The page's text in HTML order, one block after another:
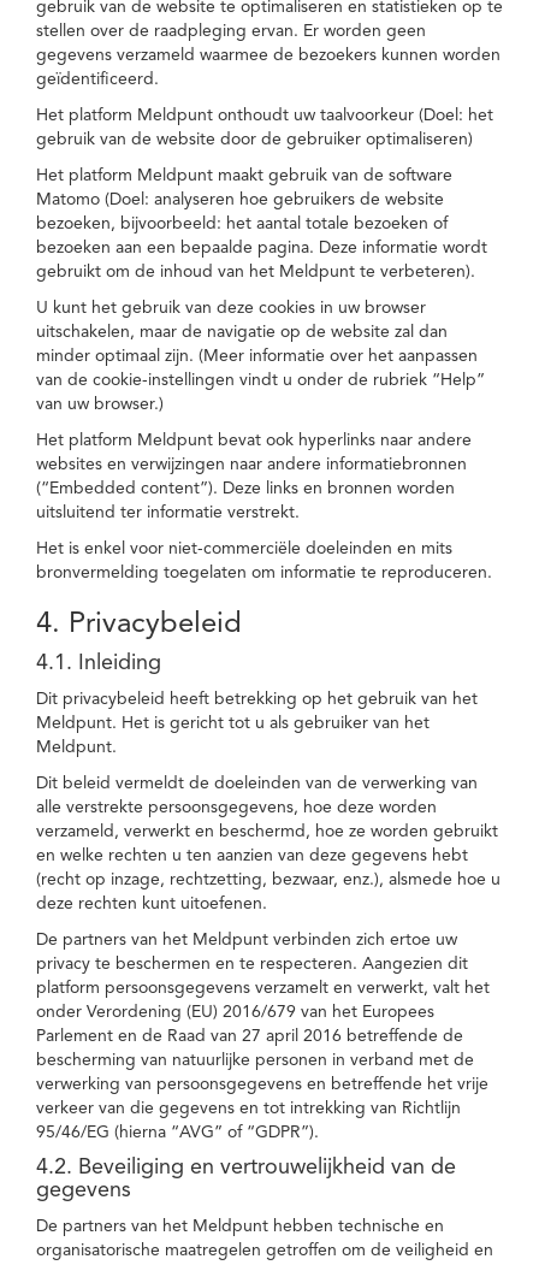
gebruik van de website te optimaliseren en statistieken op te
stellen over de raadpleging ervan. Er worden geen
gegevens verzameld waarmee de bezoekers kunnen worden
geïdentificeerd.
Het platform Meldpunt onthoudt uw taalvoorkeur (Doel: het
gebruik van de website door de gebruiker optimaliseren)
Het platform Meldpunt maakt gebruik van de software
Matomo (Doel: analyseren hoe gebruikers de website
bezoeken, bijvoorbeeld: het aantal totale bezoeken of
bezoeken aan een bepaalde pagina. Deze informatie wordt
gebruikt om de inhoud van het Meldpunt te verbeteren).
U kunt het gebruik van deze cookies in uw browser
uitschakelen, maar de navigatie op de website zal dan
minder optimaal zijn. (Meer informatie over het aanpassen
van de cookie-instellingen vindt u onder de rubriek “Help”
van uw browser.)
Het platform Meldpunt bevat ook hyperlinks naar andere
websites en verwijzingen naar andere informatiebronnen
(“Embedded content”). Deze links en bronnen worden
uitsluitend ter informatie verstrekt.
Het is enkel voor niet-commerciële doeleinden en mits
bronvermelding toegelaten om informatie te reproduceren.
4. Privacybeleid
4.1. Inleiding
Dit privacybeleid heeft betrekking op het gebruik van het
Meldpunt. Het is gericht tot u als gebruiker van het
Meldpunt.
Dit beleid vermeldt de doeleinden van de verwerking van
alle verstrekte persoonsgegevens, hoe deze worden
verzameld, verwerkt en beschermd, hoe ze worden gebruikt
en welke rechten u ten aanzien van deze gegevens hebt
(recht op inzage, rechtzetting, bezwaar, enz.), alsmede hoe u
deze rechten kunt uitoefenen.
De partners van het Meldpunt verbinden zich ertoe uw
privacy te beschermen en te respecteren. Aangezien dit
platform persoonsgegevens verzamelt en verwerkt, valt het
onder Verordening (EU) 2016/679 van het Europees
Parlement en de Raad van 27 april 2016 betreffende de
bescherming van natuurlijke personen in verband met de
verwerking van persoonsgegevens en betreffende het vrije
verkeer van die gegevens en tot intrekking van Richtlijn
95/46/EG (hierna “AVG” of “GDPR”).
4.2. Beveiliging en vertrouwelijkheid van de
gegevens
De partners van het Meldpunt hebben technische en
organisatorische maatregelen getroffen om de veiligheid en